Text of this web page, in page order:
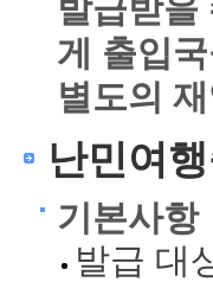
리
발급받을
게 출입
별도의
난민여
기본사항
발급 대